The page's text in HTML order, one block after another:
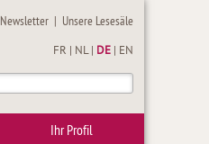
Newsletter | Unsere Lesesäle
FR NL| DE EN
Ihr Profil